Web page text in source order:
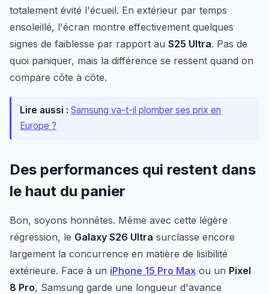
totalement évité l'écueil. En extérieur par temps
ensoleillé, l'écran montre effectivement quelques
signes de faiblesse par rapport au S25 Ultra. Pas de
quoi paniquer, mais la différence se ressent quand on
compare côte à côte.
Lire aussi : Samsung va-t-il plomber ses prix en
Europe ?
Des performances qui restent dans
le haut du panier
Bon, soyons honnêtes. Même avec cette légère
régression, le Galaxy S26 Ultra surclasse encore
largement la concurrence en matière de lisibilité
extérieure. Face à un iPhone 15 Pro Max ou un Pixel
8 Pro, Samsung garde une longueur d'avance